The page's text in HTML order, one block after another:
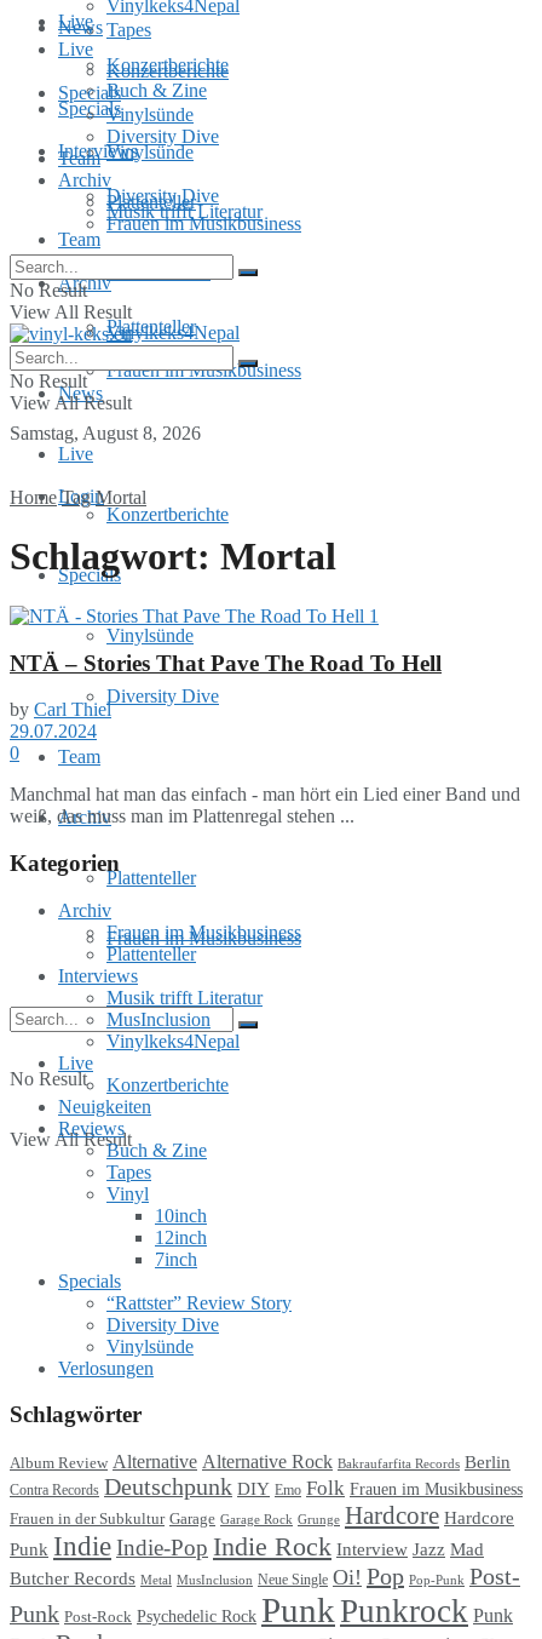
Live
Konzertberichte
Specials
Vinylsünde
Diversity Dive
Team
Archiv
Plattenteller
Frauen im Musikbusiness
Samstag, August 8, 2026
Login
Tapes
Buch & Zine
Interviews
Musik trifft Literatur
Vinylkeks4Nepal
News
Live
Konzertberichte
Specials
Vinylsünde
Diversity Dive
Team
Archiv
Plattenteller
Frauen im Musikbusiness
No Result
View All Result
Vinylkeks4Nepal
News
Live
Konzertberichte
Specials
Vinylsünde
Diversity Dive
Team
Archiv
Plattenteller
Frauen im Musikbusiness
No Result
View All Result
No Result
View All Result
Home Tag Mortal
Schlagwort: Mortal
NTÄ – Stories That Pave The Road To Hell
by Carl Thiel
29.07.2024
0
Manchmal hat man das einfach - man hört ein Lied einer Band und
weiß, das muss man im Plattenregal stehen ...
Kategorien
Archiv
Frauen im Musikbusiness
Plattenteller
Interviews
Musik trifft Literatur
MusInclusion
Vinylkeks4Nepal
Live
Konzertberichte
Neuigkeiten
Reviews
Buch & Zine
Tapes
Vinyl
10inch
12inch
7inch
Specials
“Rattster” Review Story
Diversity Dive
Vinylsünde
Verlosungen
Schlagwörter
Album Review Alternative Alternative Rock Bakraufarfita Records Berlin
Contra Records Deutschpunk DIY Emo Folk Frauen im Musikbusiness
Frauen in der Subkultur Garage Garage Rock Grunge Hardcore Hardcore
Punk IndieIndie-Pop Indie Rock Interview Jazz Mad
Butcher Records Metal MusInclusion Neue Single Oi! Pop Pop-Punk Post-
Punk Post-Rock Psychedelic Rock PunkPunkrock Punk